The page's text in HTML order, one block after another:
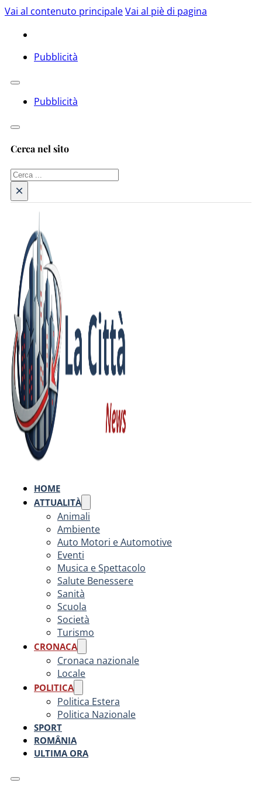
Vai al contenuto principaleVai al piè di pagina
Pubblicità
Pubblicità
Cerca nel sito
Cerca
×
HOME
ATTUALITÀ
Animali
Ambiente
Auto Motori e Automotive
Eventi
Musica e Spettacolo
Salute Benessere
Sanità
Scuola
Società
Turismo
CRONACA
Cronaca nazionale
Locale
POLITICA
Politica Estera
Politica Nazionale
SPORT
ROMÂNIA
ULTIMA ORA